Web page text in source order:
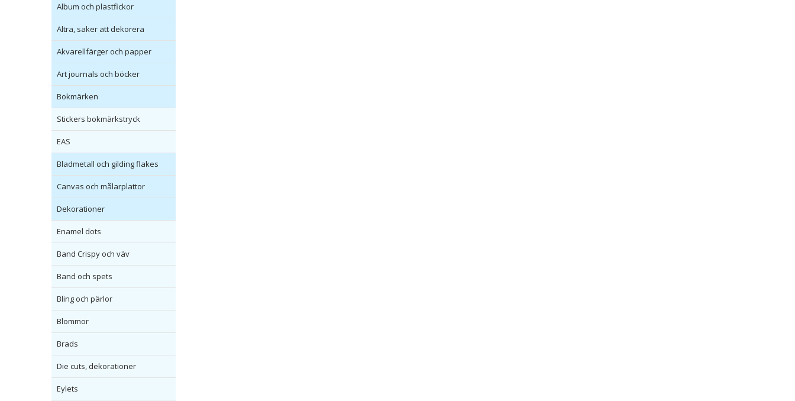
Album och plastfickor
Altra, saker att dekorera
Akvarellfärger och papper
Art journals och böcker
Bokmärken
Stickers bokmärkstryck
EAS
Bladmetall och gilding flakes
Canvas och målarplattor
Dekorationer
Enamel dots
Band Crispy och väv
Band och spets
Bling och pärlor
Blommor
Brads
Die cuts, dekorationer
Eylets